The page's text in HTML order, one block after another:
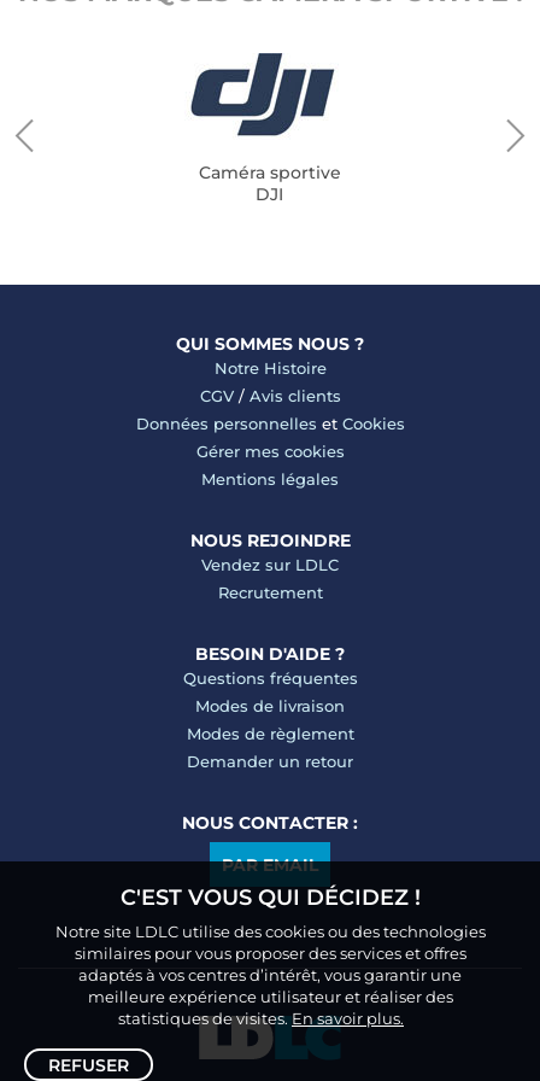
C'EST VOUS QUI DÉCIDEZ !
Notre site LDLC utilise des cookies ou des technologies
similaires pour vous proposer des services et offres
adaptés à vos centres d’intérêt, vous garantir une
meilleure expérience utilisateur et réaliser des
statistiques de visites.En savoir plus.
REFUSER
Caméra sportive
DJI
QUI SOMMES NOUS ?
Notre Histoire
CGV/ Avis clients
Données personnelles et Cookies
Gérer mes cookies
Mentions légales
NOUS REJOINDRE
Vendez sur LDLC
Recrutement
BESOIN D'AIDE ?
Questions fréquentes
Modes de livraison
Modes de règlement
Demander un retour
NOUS CONTACTER :
PAR EMAIL